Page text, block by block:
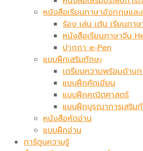
หนังสือเรียนภาษาอังกฤษและ
ร้อง เล่น เต้น เรียนภา
หนังสือเรียนภาษาจีน
ปากกา e-Pen
แบบฝึกเสริมทักษะ
เตรียมความพร้อมด้านก
แบบฝึกคัดเขียน
แบบฝึกคณิตศาสตร์
แบบฝึกบูรณาการเสริม
หนังสือหัดอ่าน
แบบฝึกอ่าน
การ์ตูนความรู้